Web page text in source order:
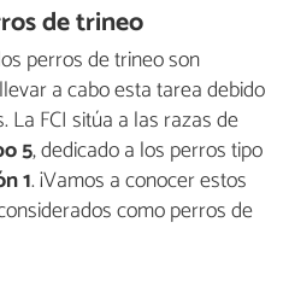
de trineo
perros de trineo son
a cabo esta tarea debido
La FCI sitúa a las razas de
5, dedicado a los perros tipo
1. ¡Vamos a conocer estos
como perros de